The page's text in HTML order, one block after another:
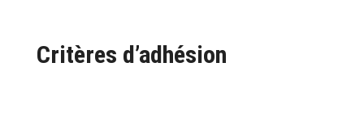
Critères d’adhésion